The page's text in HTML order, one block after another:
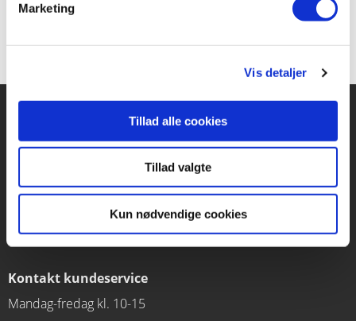
Marketing
Vis detaljer
Tillad alle cookies
Tillad valgte
Kun nødvendige cookies
1120 København K
CVR 76351910
Kontakt kundeservice
Mandag-fredag kl. 10-15